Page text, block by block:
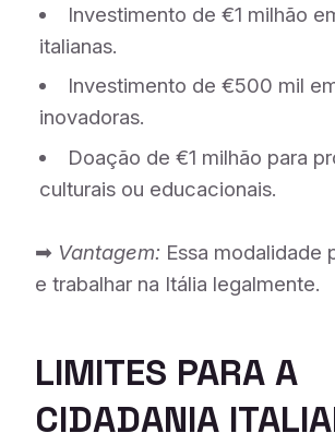
Investimento de €1 milhão
italianas.
Investimento de €500 mil
inovadoras.
Doação de €1 milhão para
culturais ou educacionais.
➡ Vantagem: Essa modalidade
e trabalhar na Itália legalmente.
LIMITES PARA A
CIDADANIA